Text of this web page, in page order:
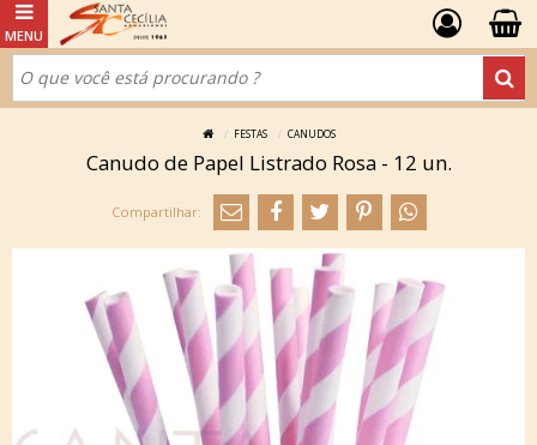
FESTAS CANUDOS
Canudo de Papel Listrado Rosa - 12 un.